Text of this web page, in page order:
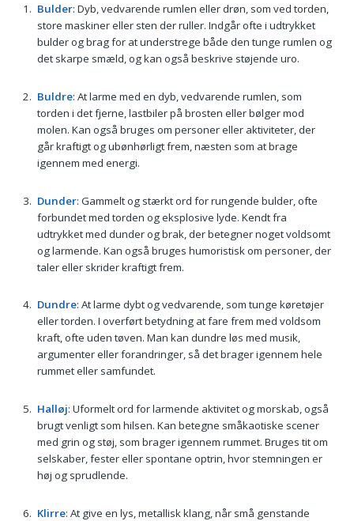
Bulder: Dyb, vedvarende rumlen eller drøn, som ved torden,
store maskiner eller sten der ruller. Indgår ofte i udtrykket
bulder og brag for at understrege både den tunge rumlen og
det skarpe smæld, og kan også beskrive støjende uro.
Buldre: At larme med en dyb, vedvarende rumlen, som
torden i det fjerne, lastbiler på brosten eller bølger mod
molen. Kan også bruges om personer eller aktiviteter, der
går kraftigt og ubønhørligt frem, næsten som at brage
igennem med energi.
Dunder: Gammelt og stærkt ord for rungende bulder, ofte
forbundet med torden og eksplosive lyde. Kendt fra
udtrykket med dunder og brak, der betegner noget voldsomt
og larmende. Kan også bruges humoristisk om personer, der
taler eller skrider kraftigt frem.
Dundre: At larme dybt og vedvarende, som tunge køretøjer
eller torden. I overført betydning at fare frem med voldsom
kraft, ofte uden tøven. Man kan dundre løs med musik,
argumenter eller forandringer, så det brager igennem hele
rummet eller samfundet.
Halløj: Uformelt ord for larmende aktivitet og morskab, også
brugt venligt som hilsen. Kan betegne småkaotiske scener
med grin og støj, som brager igennem rummet. Bruges tit om
selskaber, fester eller spontane optrin, hvor stemningen er
høj og sprudlende.
Klirre: At give en lys, metallisk klang, når små genstande